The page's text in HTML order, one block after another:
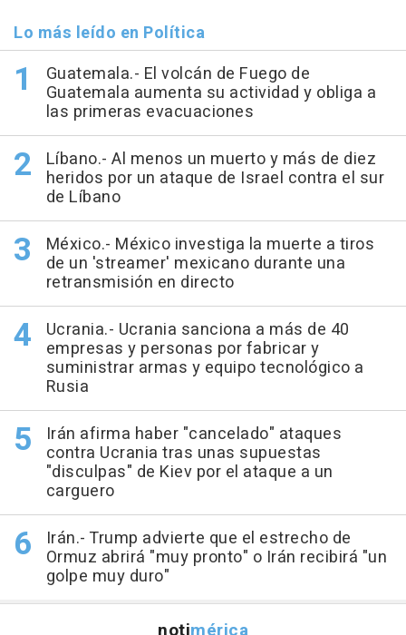
Lo más leído en Política
Guatemala.- El volcán de Fuego de
Guatemala aumenta su actividad y obliga a
las primeras evacuaciones
Líbano.- Al menos un muerto y más de diez
heridos por un ataque de Israel contra el sur
de Líbano
México.- México investiga la muerte a tiros
de un 'streamer' mexicano durante una
retransmisión en directo
Ucrania.- Ucrania sanciona a más de 40
empresas y personas por fabricar y
suministrar armas y equipo tecnológico a
Rusia
Irán afirma haber "cancelado" ataques
contra Ucrania tras unas supuestas
"disculpas" de Kiev por el ataque a un
carguero
Irán.- Trump advierte que el estrecho de
Ormuz abrirá "muy pronto" o Irán recibirá "un
golpe muy duro"